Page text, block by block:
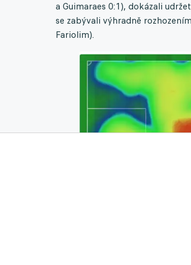
a Guimaraes 0:1), dokázali
se zabývali výhradně
Fariolim).